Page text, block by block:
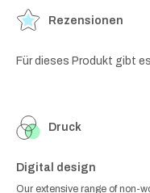
Rezensionen
Für dieses Produkt gibt
Druck
Digital design
Our extensive range of non-